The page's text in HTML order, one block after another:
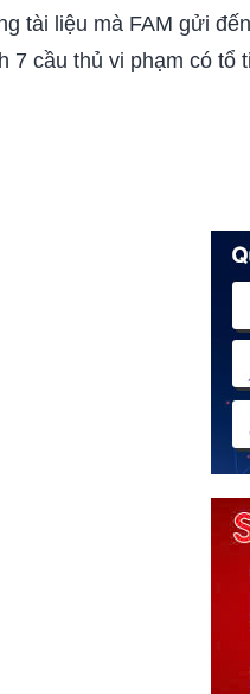
tài liệu mà FAM gửi
7 cầu thủ vi phạm có tổ